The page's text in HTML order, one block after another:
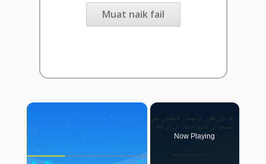
Muat naik fail
×
Now Playing